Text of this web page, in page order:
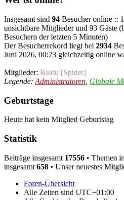
Insgesamt sind 94 Besucher online ::
unsichtbare Mitglieder und 93 Gäste
Besuchern der letzten 5 Minuten)
Der Besucherrekord liegt bei 2934
Juni 2026, 00:23 gleichzeitig online
Mitglieder: Baidu [Spider]
Legende: Administratoren Globale
Geburtstage
Heute hat kein Mitglied Geburtstag
Statistik
Beiträge insgesamt 17556 • Themen
insgesamt 658 • Unser neuestes
Foren-Übersicht
Alle Zeiten sind UTC+01:00